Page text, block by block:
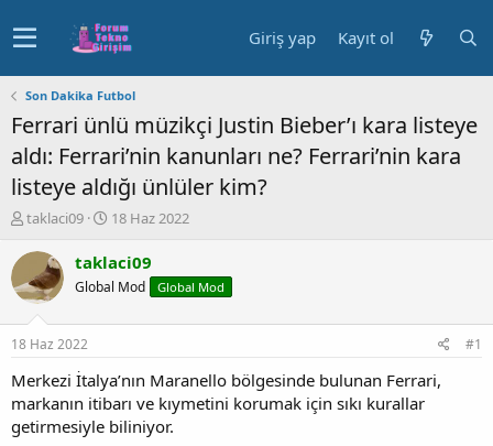
Giriş yap Kayıt ol
Son Dakika Futbol
Ferrari ünlü müzikçi Justin Bieber’ı kara listeye
aldı: Ferrari’nin kanunları ne? Ferrari’nin kara
listeye aldığı ünlüler kim?
K
n
u
y
b
a
ş
a
t
taklaci09
B
ş
l
a
ç
a
r
18 Haz 2022
taklaci09
Global Mod Global Mod
18 Haz 2022 #1
Merkezi İtalya’nın Maranello bölgesinde bulunan Ferrari,
markanın itibarı ve kıymetini korumak için sıkı kurallar
getirmesiyle biliniyor.